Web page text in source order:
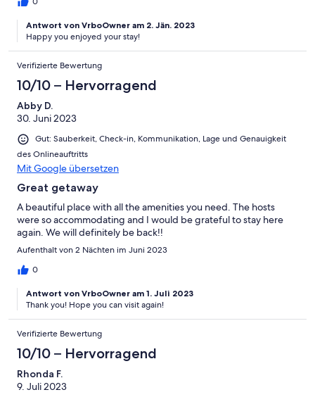
Antwort von VrboOwner am 2. Jän. 2023
Happy you enjoyed your stay!
Verifizierte Bewertung
10/10 – Hervorragend
Abby D.
30. Juni 2023
Gut: Sauberkeit, Check-in, Kommunikation, Lage und Genauigkeit
des Onlineauftritts
Mit Google übersetzen
Great getaway
A beautiful place with all the amenities you need. The hosts
were so accommodating and I would be grateful to stay here
again. We will definitely be back!!
Aufenthalt von 2 Nächten im Juni 2023
0
Antwort von VrboOwner am 1. Juli 2023
Thank you! Hope you can visit again!
Verifizierte Bewertung
10/10 – Hervorragend
Rhonda F.
9. Juli 2023